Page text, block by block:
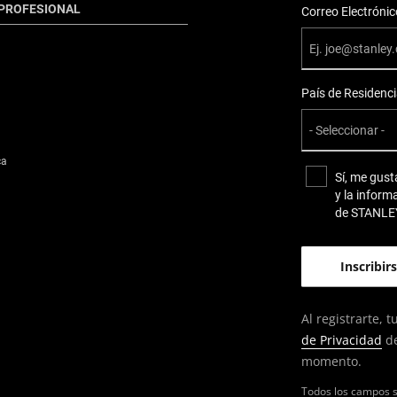
Todos los campos
Correo
País de
Sí, me
y la
de
Al registrarte,
de Privacidad
momento.